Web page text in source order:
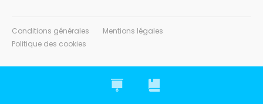
Conditions générales
Mentions légales
Politique des cookies